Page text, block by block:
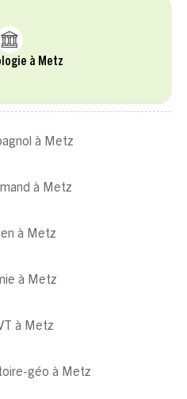
à Metz
à Metz
géo à Metz
à Metz
à Metz
à Metz
à Metz